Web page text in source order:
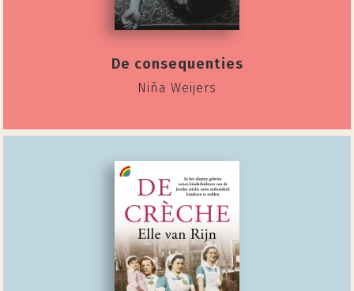
De consequenties
Niña Weijers